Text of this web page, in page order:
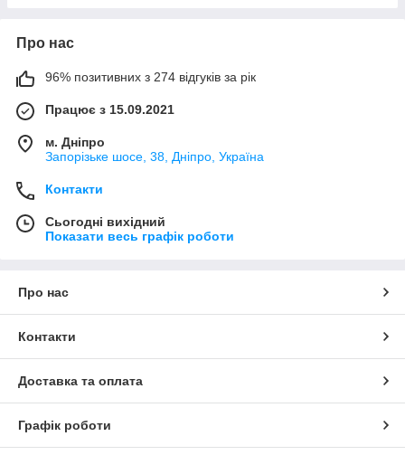
Про нас
96% позитивних з 274 відгуків за рік
Працює з 15.09.2021
м. Дніпро
Запорізьке шосе, 38, Дніпро, Україна
Контакти
Сьогодні вихідний
Показати весь графік роботи
Про нас
Контакти
Доставка та оплата
Графік роботи